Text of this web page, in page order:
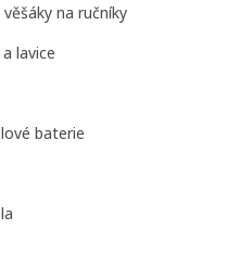
na ručníky
lavice
baterie